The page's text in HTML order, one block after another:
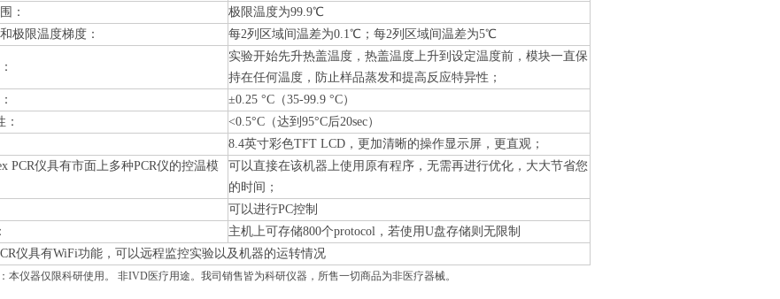
：
极限温度为99.9℃
极限温度梯度：
每2列区域间温差为0.1℃；每2列区域间温差为5℃
增：
实验开始先升热盖温度，热盖温度上升到设定温度前，模块一直保
持在任何温度，防止样品蒸发和提高反应特异性；
±0.25 °C（35-99.9 °C）
<0.5°C（达到95°C后20sec）
8.4英寸彩色TFT LCD，更加清晰的操作显示屏，更直观；
PCR仪具有市面上多种PCR仪的控温模
可以直接在该机器上使用原有程序，无需再进行优化，大大节省您
的时间；
可以进行PC控制
主机上可存储800个protocol，若使用U盘存储则无限制
仪具有WiFi功能，可以远程监控实验以及机器的运转情况
本仪器仅限科研使用。 非IVD医疗用途。我司销售皆为科研仪器，所售一切商品为非医疗器械。